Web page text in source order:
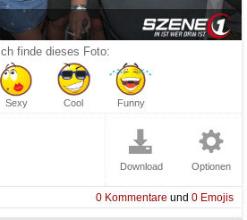
Ich finde dieses Foto:
Sexy Cool Funny
Download
Optionen
0 Kommentare und 0 Emojis